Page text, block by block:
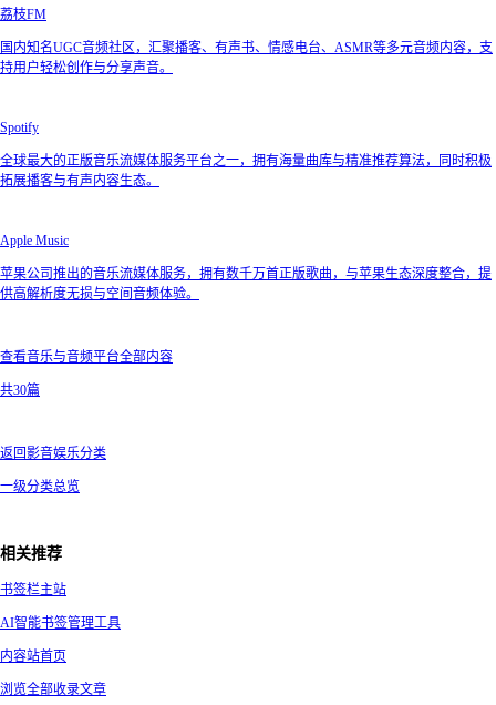
荔枝FM
国内知名UGC音频社区，汇聚播客、有声书、情感电台、ASMR等多元音频内容，支
持用户轻松创作与分享声音。
Spotify
全球最大的正版音乐流媒体服务平台之一，拥有海量曲库与精准推荐算法，同时积极
拓展播客与有声内容生态。
Apple Music
苹果公司推出的音乐流媒体服务，拥有数千万首正版歌曲，与苹果生态深度整合，提
供高解析度无损与空间音频体验。
查看音乐与音频平台全部内容
共30篇
返回影音娱乐分类
一级分类总览
相关推荐
书签栏主站
AI智能书签管理工具
内容站首页
浏览全部收录文章